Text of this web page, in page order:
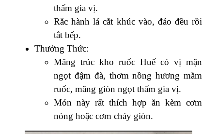
thấm gia vị.
Rắc hành lá cắt khúc vào, đảo đều rồi
tắt bếp.
Thưởng Thức:
Măng trúc kho ruốc Huế có vị mặn
ngọt đậm đà, thơm nồng hương mắm
ruốc, măng giòn ngọt thấm gia vị.
Món này rất thích hợp ăn kèm cơm
nóng hoặc cơm cháy giòn.